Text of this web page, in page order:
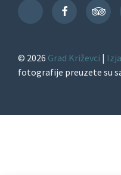
TikTok
Facebook
© 2026 Grad Križevci |
fotografije preuzete su